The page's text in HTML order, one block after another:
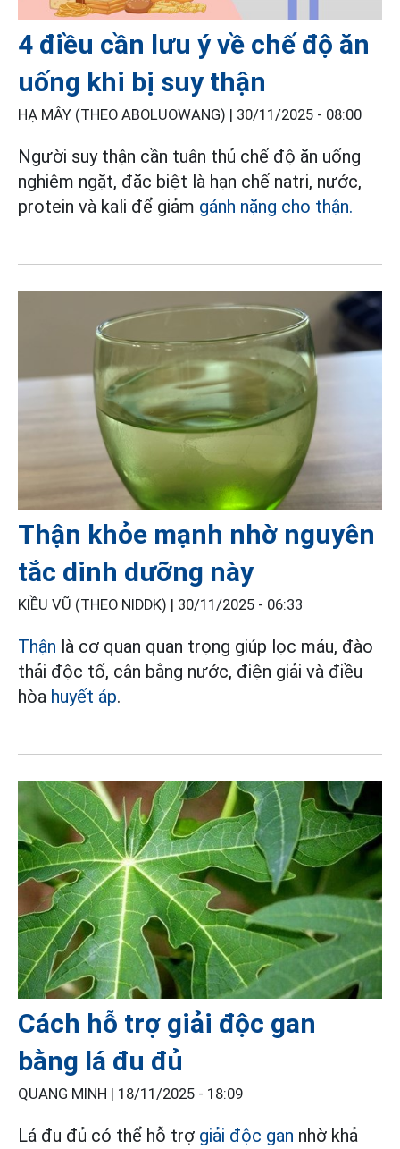
4 điều cần lưu ý về chế độ ăn
uống khi bị suy thận
HẠ MÂY (THEO ABOLUOWANG) | 30/11/2025 - 08:00
Người suy thận cần tuân thủ chế độ ăn uống
nghiêm ngặt, đặc biệt là hạn chế natri, nước,
protein và kali để giảm gánh nặng cho thận.
Thận khỏe mạnh nhờ nguyên
tắc dinh dưỡng này
KIỀU VŨ (THEO NIDDK) | 30/11/2025 - 06:33
Thận là cơ quan quan trọng giúp lọc máu, đào
thải độc tố, cân bằng nước, điện giải và điều
hòa huyết áp.
Cách hỗ trợ giải độc gan
bằng lá đu đủ
QUANG MINH | 18/11/2025 - 18:09
Lá đu đủ có thể hỗ trợ giải độc gan nhờ khả